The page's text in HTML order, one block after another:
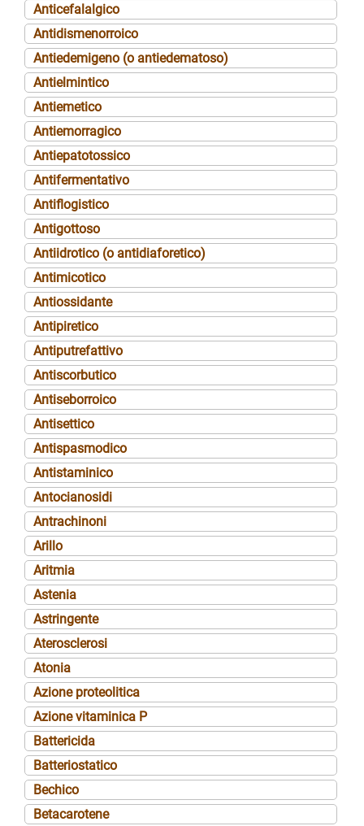
Anticefalalgico
Antidismenorroico
Antiedemigeno (o antiedematoso)
Antielmintico
Antiemetico
Antiemorragico
Antiepatotossico
Antifermentativo
Antiflogistico
Antigottoso
Antiidrotico (o antidiaforetico)
Antimicotico
Antiossidante
Antipiretico
Antiputrefattivo
Antiscorbutico
Antiseborroico
Antisettico
Antispasmodico
Antistaminico
Antocianosidi
Antrachinoni
Arillo
Aritmia
Astenia
Astringente
Aterosclerosi
Atonia
Azione proteolitica
Azione vitaminica P
Battericida
Batteriostatico
Bechico
Betacarotene